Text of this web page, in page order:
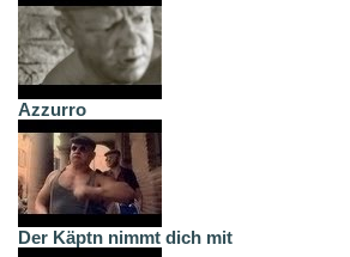
Azzurro
Der Käptn nimmt dich mit